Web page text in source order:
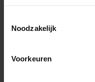
Noodzakelijk
Voorkeuren
Na je online